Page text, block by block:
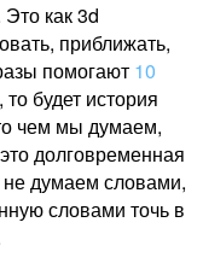
как 3d
приближать,
помогают 10
будет история
чем мы думаем,
долговременная
думаем словами,
словами точь в